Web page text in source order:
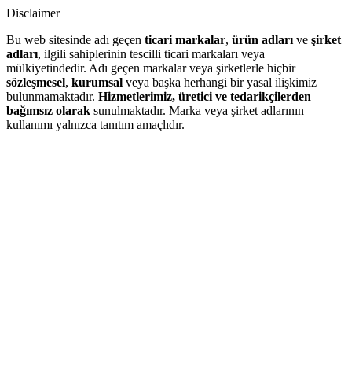
Disclaimer
Bu web sitesinde adı geçen ticari markalar, ürün adları ve şirket
adları, ilgili sahiplerinin tescilli ticari markaları veya
mülkiyetindedir. Adı geçen markalar veya şirketlerle hiçbir
sözleşmesel, kurumsal veya başka herhangi bir yasal ilişkimiz
bulunmamaktadır. Hizmetlerimiz, üretici ve tedarikçilerden
bağımsız olarak sunulmaktadır. Marka veya şirket adlarının
kullanımı yalnızca tanıtım amaçlıdır.